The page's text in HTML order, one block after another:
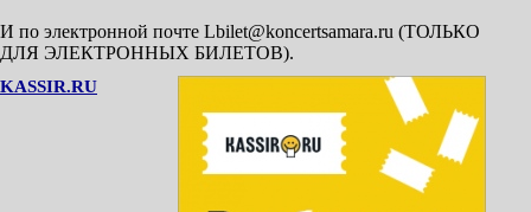
И по электронной почте Lbilet@koncertsamara.ru (ТОЛЬКО
ДЛЯ ЭЛЕКТРОННЫХ БИЛЕТОВ).
KASSIR.RU